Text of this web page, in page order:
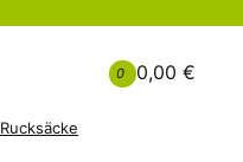
0 0,00 €
Rucksäcke